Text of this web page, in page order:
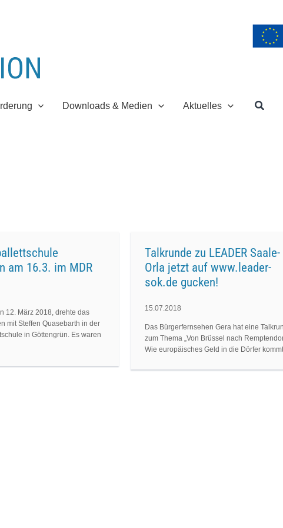
Downloads & Medien Aktuelles
am 16.3. im MDR
12. März 2018, drehte das
mit Steffen Quasebarth in der
in Göttengrün. Es waren
Talkrunde zu LEADER Saale-
Orla jetzt auf www.leader-
sok.de gucken!
15.07.2018
Das Bürgerfernsehen Gera hat eine
zum Thema „Von Brüssel nach Remptendorf
Wie europäisches Geld in die Dörfer kommt